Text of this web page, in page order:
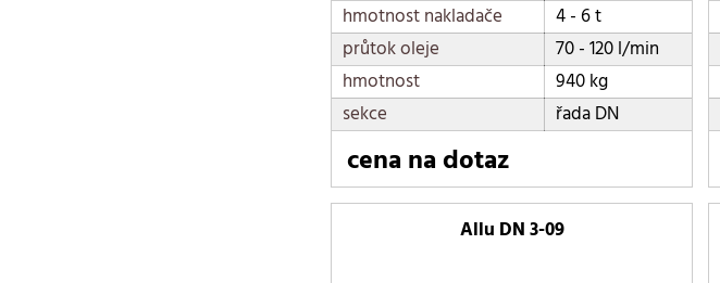
hmotnost nakladače
4 - 6 t
průtok oleje
70 - 120 l/min
hmotnost
940 kg
sekce
řada DN
cena na dotaz
Allu DN 3-09